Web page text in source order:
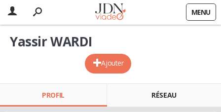
MENU
Ajouter
Yassir WARDI
PROFIL RÉSEAU